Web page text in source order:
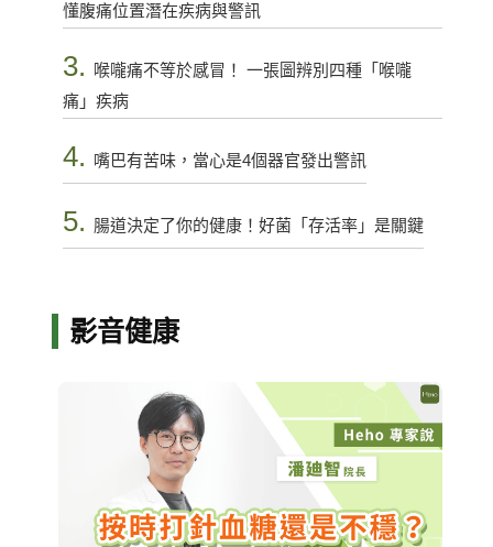
懂腹痛位置潛在疾病與警訊
3.
喉嚨痛不等於感冒！ 一張圖辨別四種「喉嚨
痛」疾病
4. 嘴巴有苦味，當心是4個器官發出警訊
5. 腸道決定了你的健康！好菌「存活率」是關鍵
影音健康